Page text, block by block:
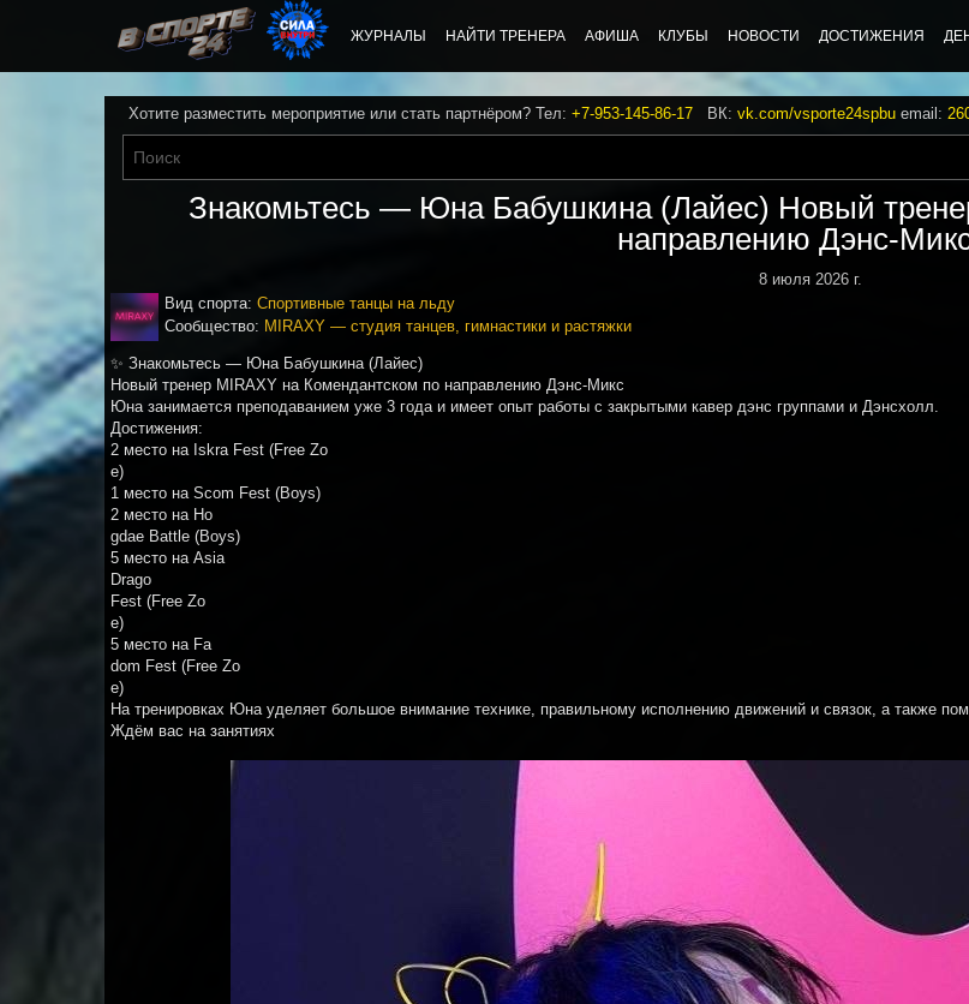
ЖУРНАЛЫ НАЙТИ ТРЕНЕРА АФИША КЛУБЫ НОВОСТИ ДОСТИЖЕНИЯ
Хотите разместить мероприятие или стать партнёром? Тел: +7-953-145-86-17 ВК: vk.com/vsporte24spbu email:
Знакомьтесь — Юна Бабушкина (Лайес) Новый
направлению Дэнс-
8 июля 2026 г.
Вид спорта: Спортивные танцы на льду
Сообщество: MIRAXY — студия танцев, гимнастики и растяжки
✨ Знакомьтесь — Юна Бабушкина (Лайес)
Новый тренер MIRAXY на Комендантском по направлению Дэнс-Микс
Юна занимается преподаванием уже 3 года и имеет опыт работы с закрытыми кавер дэнс группами и Дэнсхолл.
Достижения:
2 место на Iskra Fest (Free Zo
e)
1 место на Scom Fest (Boys)
2 место на Ho
gdae Battle (Boys)
5 место на Asia
Drago
Fest (Free Zo
e)
5 место на Fa
dom Fest (Free Zo
e)
На тренировках Юна уделяет большое внимание технике, правильному исполнению движений и связок, а также
Ждём вас на занятиях